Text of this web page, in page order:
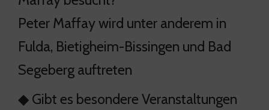
Peter Maffay wird unter anderem in
Fulda, Bietigheim-Bissingen und Bad
Segeberg auftreten
◆ Gibt es besondere Veranstaltungen